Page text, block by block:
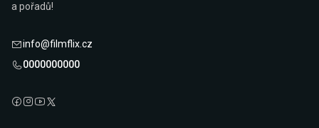
a pořadů!
info@filmflix.cz
0000000000